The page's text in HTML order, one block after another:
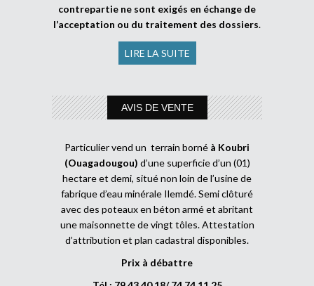
contrepartie ne sont exigés en échange de
l’acceptation ou du traitement des dossiers.
LIRE LA SUITE
AVIS DE VENTE
Particulier vend un terrain borné à Koubri
(Ouagadougou) d’une superficie d’un (01)
hectare et demi, situé non loin de l’usine de
fabrique d’eau minérale Ilemdé. Semi clôturé
avec des poteaux en béton armé et abritant
une maisonnette de vingt tôles. Attestation
d’attribution et plan cadastral disponibles.
Prix à débattre